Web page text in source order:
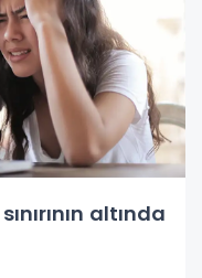
altında